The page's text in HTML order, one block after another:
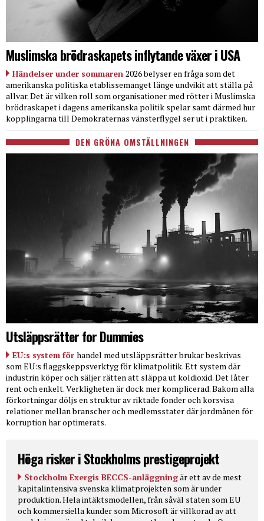
Muslimska brödraskapets inflytande växer i USA
Händelser under sommaren 2026 belyser en fråga som det
amerikanska politiska etablissemanget länge undvikit att ställa på
allvar. Det är vilken roll som organisationer med rötter i Muslimska
brödraskapet i dagens amerikanska politik spelar samt därmed hur
kopplingarna till Demokraternas vänsterflygel ser ut i praktiken.
DEN GRÖNA OMSTÄLLNINGEN
Utsläppsrätter for Dummies
EU:s system för handel med utsläppsrätter brukar beskrivas
som EU:s flaggskeppsverktyg för klimatpolitik. Ett system där
industrin köper och säljer rätten att släppa ut koldioxid. Det låter
rent och enkelt. Verkligheten är dock mer komplicerad. Bakom alla
förkortningar döljs en struktur av riktade fonder och korsvisa
relationer mellan branscher och medlemsstater där jordmånen för
korruption har optimerats.
Höga risker i Stockholms prestigeprojekt
Stockholm Exergis BECCS-anläggningär ett av de mest
kapitalintensiva svenska klimatprojekten som är under
produktion. Hela intäktsmodellen, från såväl staten som EU
och kommersiella kunder som Microsoft är villkorad av att